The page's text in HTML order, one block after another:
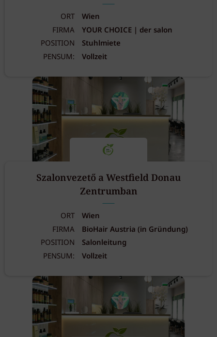
ORT
Wien
FIRMA
YOUR CHOICE | der salon
POSITION
Stuhlmiete
PENSUM:
Vollzeit
Szalonvezető a Westfield Donau
Zentrumban
ORT
Wien
FIRMA
BioHair Austria (in Gründung)
POSITION
Salonleitung
PENSUM:
Vollzeit